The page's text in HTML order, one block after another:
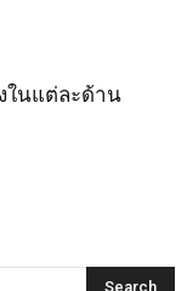
ในแต่ละด้าน